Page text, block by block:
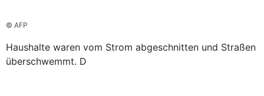
© AFP
Haushalte waren vom Strom abgeschnitten und Straßen
überschwemmt. D